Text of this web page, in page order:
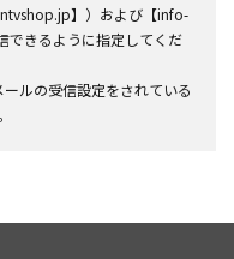
】）および【info-
きるように指定してくだ
ルの受信設定をされている